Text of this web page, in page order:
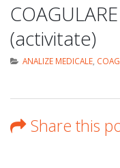
(activitate)
ANALIZE MEDICALE,
Share this